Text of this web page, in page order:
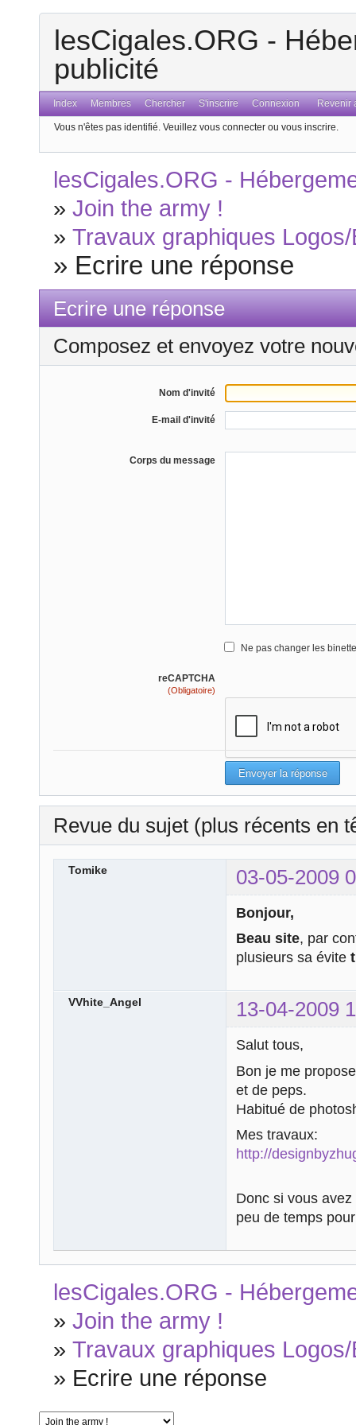
lesCigales.ORG -
publicité
Index Membres Chercher S'inscrire Connexion Revenir
Vous n'êtes pas identifié. Veuillez vous connecter ou vous inscrire.
lesCigales.ORG -
»Join the army !
»Travaux graphiques
» Ecrire une réponse
Ecrire une réponse
Composez et envoyez votre
Nom d'invité
E-mail d'invité
Corps du message
Ne pas changer les
reCAPTCHA
(Obligatoire)
Revue du sujet (plus récents en
Tomike 03-05-2009
Bonjour,
Beau site, par
plusieurs sa évite
VVhite_Angel 13-04-2009
Salut tous,
Bon je me
et de peps.
Habitué de
Mes travaux:
http://
Donc si vous
peu de temps
lesCigales.ORG -
»Join the army !
»Travaux graphiques
» Ecrire une réponse